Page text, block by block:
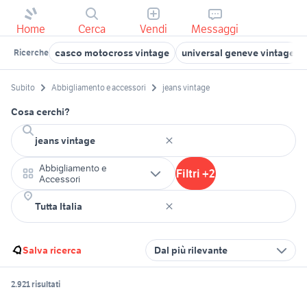
Home Cerca Vendi Messaggi
Ricerche casco motocross vintage universal geneve vintage
Subito Abbigliamento e accessori jeans vintage
Cosa cerchi?
Abbigliamento e
Accessori
Filtri +2
Salva ricerca Dal più rilevante
2.921 risultati